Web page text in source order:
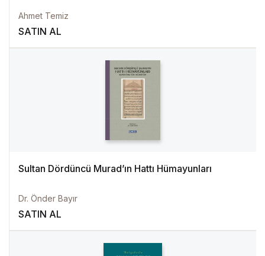
Ahmet Temiz
SATIN AL
Sultan Dördüncü Murad’ın Hattı Hümayunları
Dr. Önder Bayır
SATIN AL